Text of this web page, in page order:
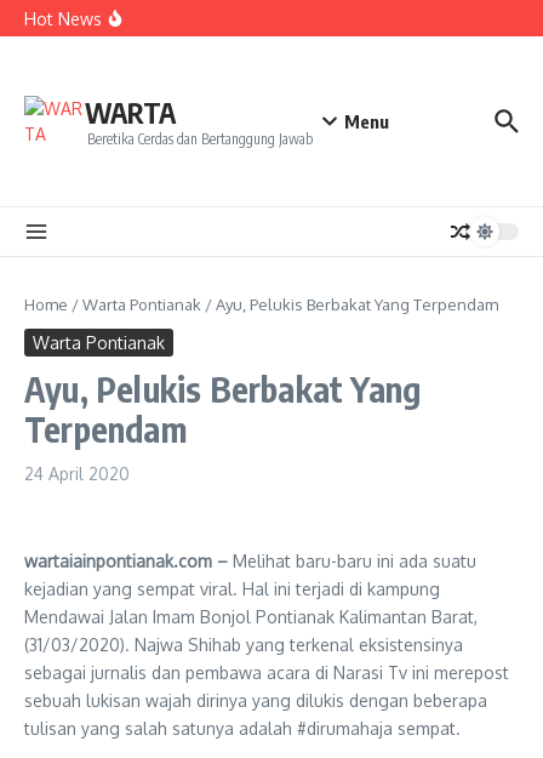
Lewati ke konten
Hot News
ke NCC 4 Bali
Sukseskan Kerja Bakti di Anjungan Melancar
WARTA
Beretika Cerdas dan Bertanggung Jawab
Menu
Home /Warta Pontianak /Ayu, Pelukis Berbakat Yang Terpendam
Warta Pontianak
Ayu, Pelukis Berbakat Yang
Terpendam
24 April 2020
wartaiainpontianak.com – Melihat baru-baru ini ada suatu
kejadian yang sempat viral. Hal ini terjadi di kampung
Mendawai Jalan Imam Bonjol Pontianak Kalimantan Barat,
(31/03/2020). Najwa Shihab yang terkenal eksistensinya
sebagai jurnalis dan pembawa acara di Narasi Tv ini merepost
sebuah lukisan wajah dirinya yang dilukis dengan beberapa
tulisan yang salah satunya adalah #dirumahaja sempat.